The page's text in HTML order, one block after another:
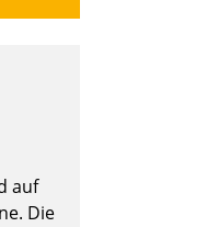
auf
Die